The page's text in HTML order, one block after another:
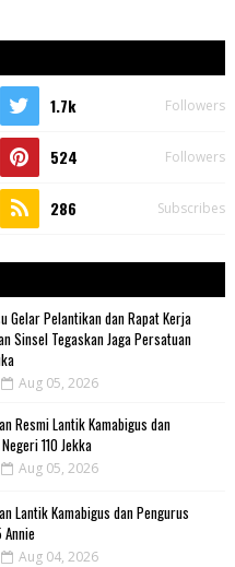
1.7k Followers
524 Followers
286 Subscribes
Gelar Pelantikan dan Rapat Kerja
Sinsel Tegaskan Jaga Persatuan
Aug 05, 2026
Resmi Lantik Kamabigus dan
110 Jekka
Aug 05, 2026
Lantik Kamabigus dan Pengurus
Annie
Aug 04, 2026